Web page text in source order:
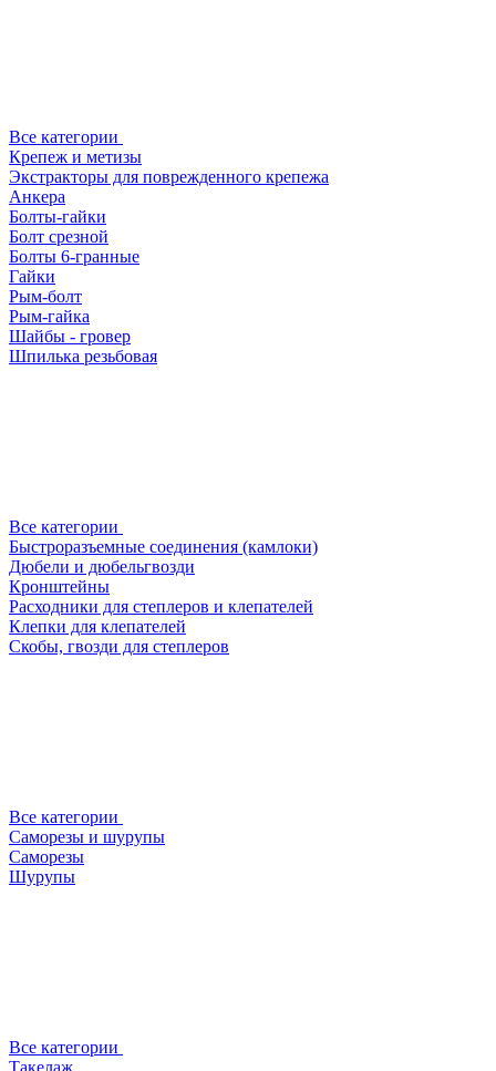
Все категории
Крепеж и метизы
Экстракторы для поврежденного крепежа
Анкера
Болты-гайки
Болт срезной
Болты 6-гранные
Гайки
Рым-болт
Рым-гайка
Шайбы - гровер
Шпилька резьбовая
Все категории
Быстроразъемные соединения (камлоки)
Дюбели и дюбельгвозди
Кронштейны
Расходники для степлеров и клепателей
Клепки для клепателей
Скобы, гвозди для степлеров
Все категории
Саморезы и шурупы
Саморезы
Шурупы
Все категории
Такелаж